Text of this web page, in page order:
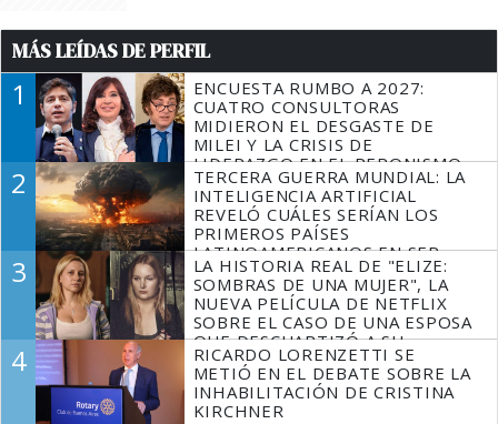
MÁS LEÍDAS DE PERFIL
1
ENCUESTA RUMBO A 2027:
CUATRO CONSULTORAS
MIDIERON EL DESGASTE DE
MILEI Y LA CRISIS DE
LIDERAZGO EN EL PERONISMO
2
TERCERA GUERRA MUNDIAL: LA
INTELIGENCIA ARTIFICIAL
REVELÓ CUÁLES SERÍAN LOS
PRIMEROS PAÍSES
LATINOAMERICANOS EN SER
DERROTADOS
3
LA HISTORIA REAL DE "ELIZE:
SOMBRAS DE UNA MUJER", LA
NUEVA PELÍCULA DE NETFLIX
SOBRE EL CASO DE UNA ESPOSA
QUE DESCUARTIZÓ A SU
MARIDO
4
RICARDO LORENZETTI SE
METIÓ EN EL DEBATE SOBRE LA
INHABILITACIÓN DE CRISTINA
KIRCHNER